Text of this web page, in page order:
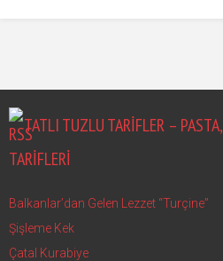
TATLI TUZLU TARIFLER –
TARIFLERI
Balkanlar’dan Gelen Lezzet “Turçine”
Şişleme Kek
Çatal Kurabiye